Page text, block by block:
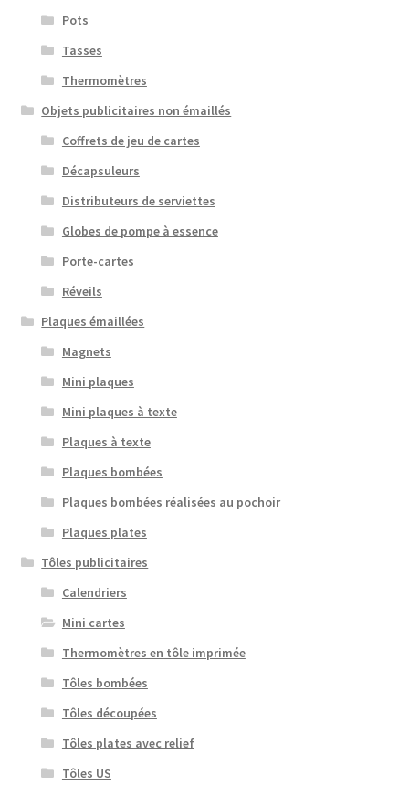
Pots
Tasses
Thermomètres
Objets publicitaires non émaillés
Coffrets de jeu de cartes
Décapsuleurs
Distributeurs de serviettes
Globes de pompe à essence
Porte-cartes
Réveils
Plaques émaillées
Magnets
Mini plaques
Mini plaques à texte
Plaques à texte
Plaques bombées
Plaques bombées réalisées au pochoir
Plaques plates
Tôles publicitaires
Calendriers
Mini cartes
Thermomètres en tôle imprimée
Tôles bombées
Tôles découpées
Tôles plates avec relief
Tôles US